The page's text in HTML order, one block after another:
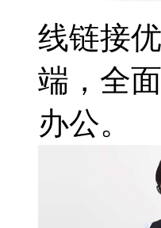
线链接
端，全
办公。